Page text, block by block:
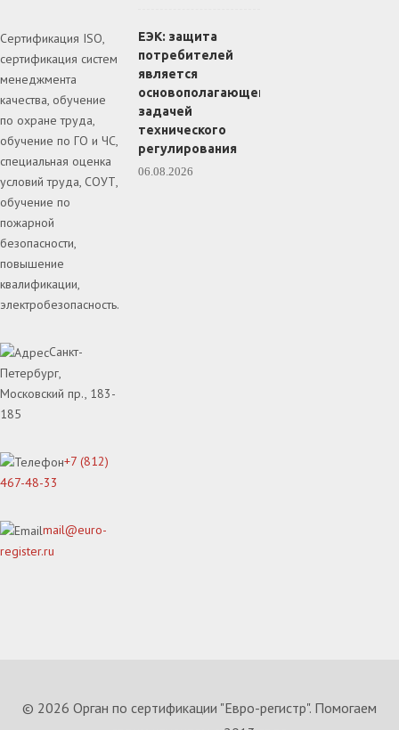
Сертификация ISO,
сертификация систем
менеджмента
качества, обучение
по охране труда,
обучение по ГО и ЧС,
специальная оценка
условий труда, СОУТ,
обучение по
пожарной
безопасности,
повышение
квалификации,
электробезопасность.
Санкт-
Петербург,
Московский пр., 183-
185
+7 (812)
467-48-33
mail@euro-
register.ru
ЕЭК: защита
потребителей
является
основополагающей
задачей
технического
регулирования
06.08.2026
© 2026 Орган по сертификации "Евро-регистр". Помогаем